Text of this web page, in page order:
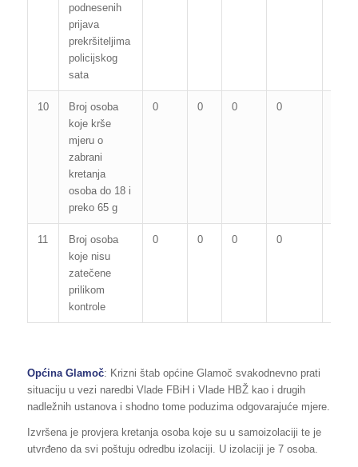
podnesenih
prijava
prekršiteljima
policijskog
sata
10
Broj osoba
koje krše
mjeru o
zabrani
kretanja
osoba do 18 i
preko 65 g
0 0 0 0
11
Broj osoba
koje nisu
zatečene
prilikom
kontrole
0 0 0 0
Općina Glamoč: Krizni štab općine Glamoč svakodnevno prati
situaciju u vezi naredbi Vlade FBiH i Vlade HBŽ kao i drugih
nadležnih ustanova i shodno tome poduzima odgovarajuće mjere.
Izvršena je provjera kretanja osoba koje su u samoizolaciji te je
utvrđeno da svi poštuju odredbu izolaciji. U izolaciji je 7 osoba.